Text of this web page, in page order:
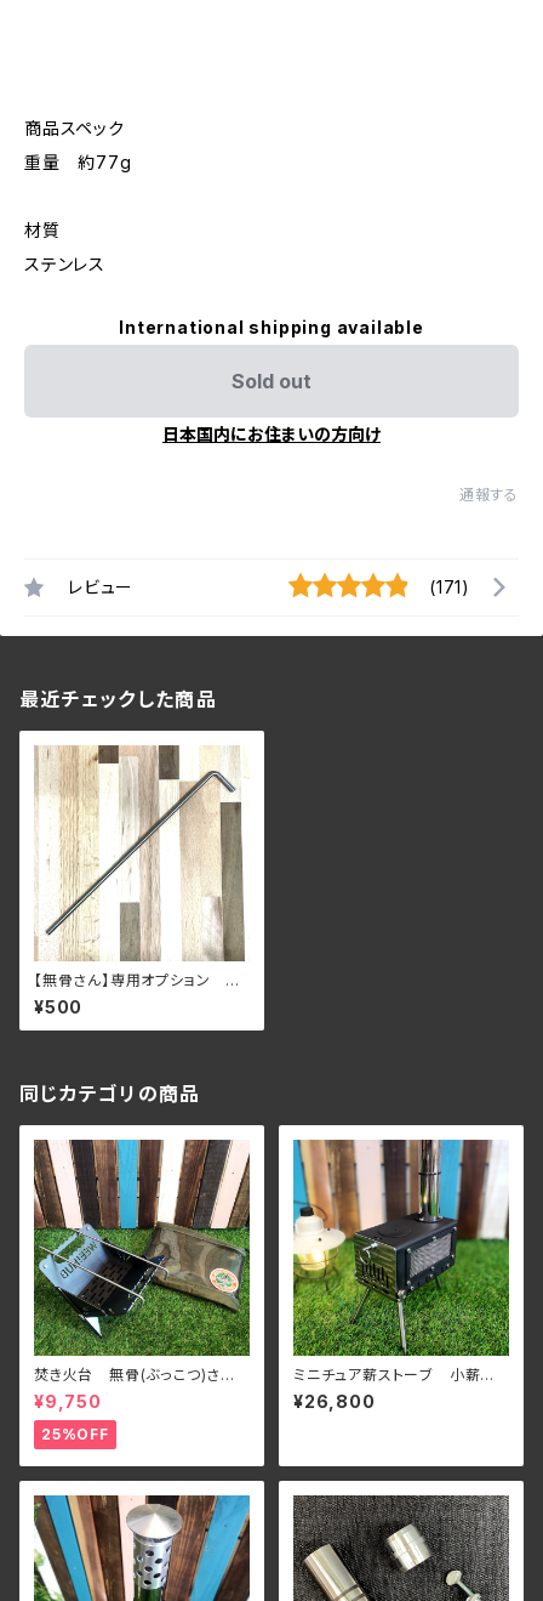
商品スペック
重量 約77g
材質
ステンレス
International shipping available
Sold out
日本国内にお住まいの方向け
通報する
レビュー (171)
最近チェックした商品
【無骨さん】専用オプション 五
徳棒 1本～
¥500
同じカテゴリの商品
焚き火台 無骨(ぶっこつ)さ
ん フルセット
¥9,750
25%OFF
ミニチュア薪ストーブ 小薪 メ
ッシュタイプ
¥26,800